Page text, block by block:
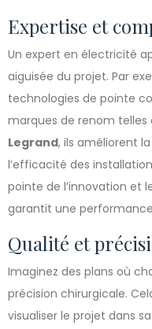
Expertise et
Un expert en électricité
aiguisée du projet. Par
technologies de pointe
marques de renom telles
Legrand, ils améliorent la
l’efficacité des
pointe de l’innovation et
garantit une
Qualité et
Imaginez des plans où
précision chirurgicale.
visualiser le projet dans